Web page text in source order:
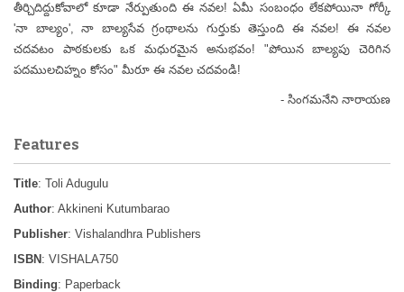
తీర్చిదిద్దుకోవాలో కూడా నేర్పుతుంది ఈ నవల! ఏమీ సంబంధం లేకపోయినా గోర్కీ
'నా బాల్యం', నా బాల్యసేవ గ్రంథాలను గుర్తుకు తెస్తుంది ఈ నవల! ఈ నవల
చదవటం పాఠకులకు ఒక మధురమైన అనుభవం! "పోయిన బాల్యపు చెరిగిన
పదములచిహ్నం కోసం" మీరూ ఈ నవల చదవండి!
- సింగమనేని నారాయణ
Features
Title: Toli Adugulu
Author: Akkineni Kutumbarao
Publisher: Vishalandhra Publishers
ISBN : VISHALA750
Binding: Paperback